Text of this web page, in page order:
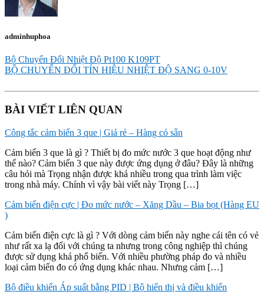
adminhuphoa
Bộ Chuyển Đổi Nhiệt Độ Pt100 K109PT
BỘ CHUYỂN ĐỔI TÍN HIỆU NHIỆT ĐỘ SANG 0-10V
BÀI VIẾT LIÊN QUAN
Công tắc cảm biến 3 que | Giá rẻ – Hàng có sẵn
Cảm biến 3 que là gì ? Thiết bị đo mức nước 3 que hoạt động như
thế nào? Cảm biến 3 que này được ứng dụng ở đâu? Đây là những
câu hỏi mà Trọng nhận được khá nhiều trong qua trình làm việc
trong nhà máy. Chính vì vậy bài viết này Trọng […]
Cảm biến điện cực | Đo mức nước – Xăng Dầu – Bia bọt (Hàng EU
)
Cảm biến điện cực là gì ? Với dòng cảm biến này nghe cái tên có vẻ
như rất xa lạ đối với chúng ta nhưng trong công nghiệp thì chúng
được sử dụng khá phổ biến. Với nhiều phường pháp đo và nhiều
loại cảm biến đo có ứng dụng khác nhau. Nhưng cảm […]
Bộ điều khiển Áp suất bằng PID | Bộ hiển thị và điều khiển